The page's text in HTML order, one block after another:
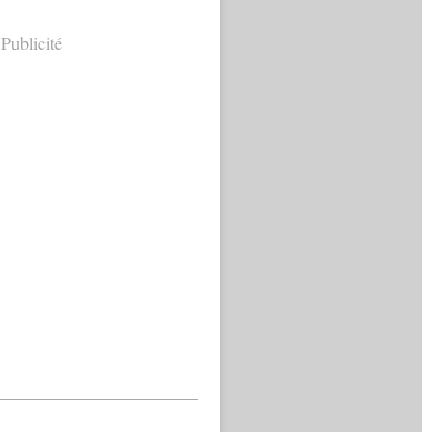
Publicité